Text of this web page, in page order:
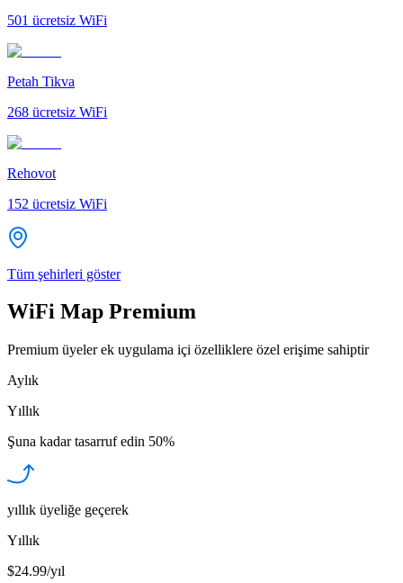
501 ücretsiz WiFi
Petah Tikva
268 ücretsiz WiFi
Rehovot
152 ücretsiz WiFi
Tüm şehirleri göster
WiFi Map Premium
Premium üyeler ek uygulama içi özelliklere özel erişime sahiptir
Aylık
Yıllık
Şuna kadar tasarruf edin 50%
yıllık üyeliğe geçerek
Yıllık
$24.99/yıl